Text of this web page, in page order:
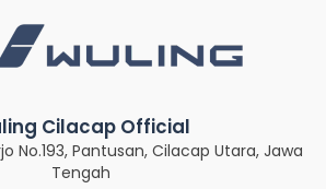
Cilacap Official
No.193, Pantusan, Cilacap Utara, Jawa
Tengah